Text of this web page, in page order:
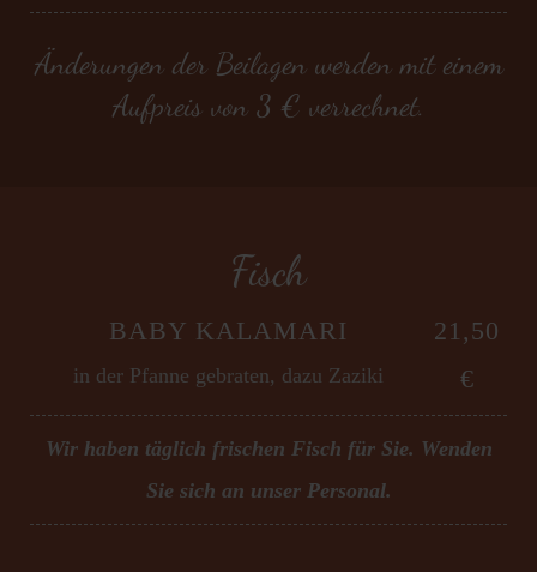
Änderungen der Beilagen werden mit einem
Aufpreis von 3 € verrechnet.
Fisch
BABY KALAMARI
in der Pfanne gebraten, dazu Zaziki
21,50
€
Wir haben täglich frischen Fisch für Sie. Wenden
Sie sich an unser Personal.